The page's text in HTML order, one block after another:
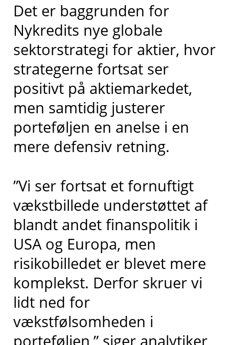
Det er baggrunden for
Nykredits nye globale
sektorstrategi for aktier, hvor
strategerne fortsat ser
positivt på aktiemarkedet,
men samtidig justerer
porteføljen en anelse i en
mere defensiv retning.
”Vi ser fortsat et fornuftigt
vækstbillede understøttet af
blandt andet finanspolitik i
USA og Europa, men
risikobilledet er blevet mere
komplekst. Derfor skruer vi
lidt ned for
vækstfølsomheden i
porteføljen,” siger analytiker